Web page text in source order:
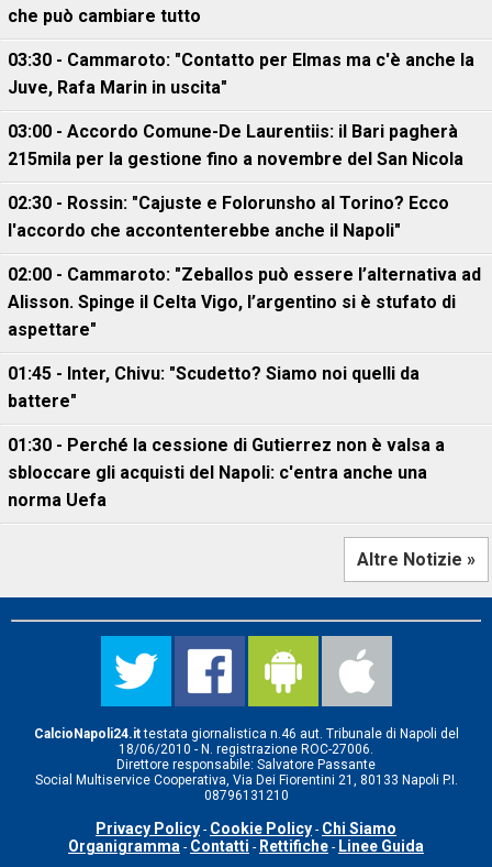
che può cambiare tutto
03:30 - Cammaroto: "Contatto per Elmas ma c'è anche la
Juve, Rafa Marin in uscita"
03:00 - Accordo Comune-De Laurentiis: il Bari pagherà
215mila per la gestione fino a novembre del San Nicola
02:30 - Rossin: "Cajuste e Folorunsho al Torino? Ecco
l'accordo che accontenterebbe anche il Napoli"
02:00 - Cammaroto: "Zeballos può essere l’alternativa ad
Alisson. Spinge il Celta Vigo, l’argentino si è stufato di
aspettare"
01:45 - Inter, Chivu: "Scudetto? Siamo noi quelli da
battere"
01:30 - Perché la cessione di Gutierrez non è valsa a
sbloccare gli acquisti del Napoli: c'entra anche una
norma Uefa
Altre Notizie »
CalcioNapoli24.ittestata giornalistica n.46 aut. Tribunale di Napoli del
18/06/2010 - N. registrazione ROC-27006.
Direttore responsabile: Salvatore Passante
Social Multiservice Cooperativa, Via Dei Fiorentini 21, 80133 Napoli P.I.
08796131210
Privacy Policy - Cookie Policy - Chi Siamo
Organigramma - Contatti - Rettifiche - Linee Guida